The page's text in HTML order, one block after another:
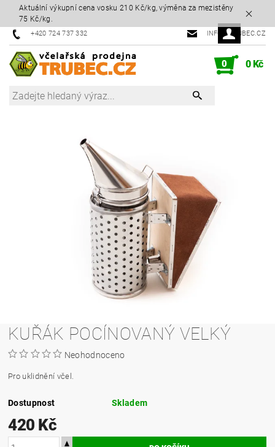
Aktuální výkupní cena vosku 210 Kč/kg, výměna za mezistěny
75 Kč/kg.
+420 724 737 332 INFO@TRUBEC.CZ
0 0 Kč
KUŘÁK POCÍNOVANÝ VELKÝ
Neohodnoceno
Pro uklidnění včel.
Dostupnost Skladem
420 Kč